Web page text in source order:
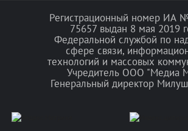
Регистрационный номер ИА
75657 выдан 8 мая 2019
Федеральной службой по
сфере связи,
технологий и массовых
Учредитель ООО "Медиа
Генеральный директор